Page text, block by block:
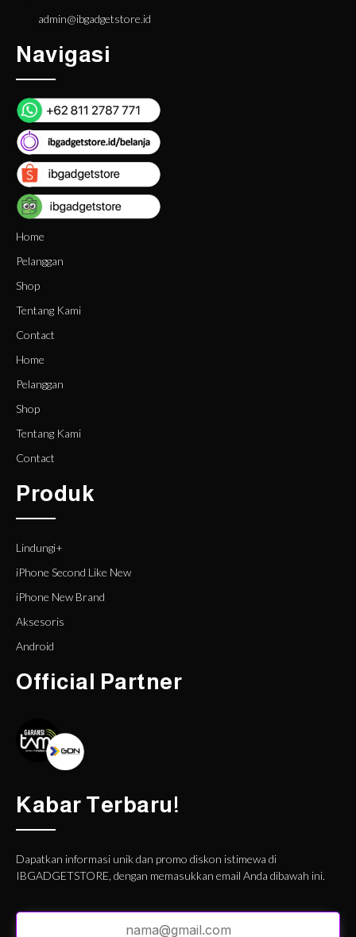
admin@ibgadgetstore.id
Navigasi
Home
Pelanggan
Shop
Tentang Kami
Contact
Home
Pelanggan
Shop
Tentang Kami
Contact
Produk
Lindungi+
iPhone Second Like New
iPhone New Brand
Aksesoris
Android
Official Partner
Kabar Terbaru!
Dapatkan informasi unik dan promo diskon istimewa di
IBGADGETSTORE, dengan memasukkan email Anda dibawah ini.